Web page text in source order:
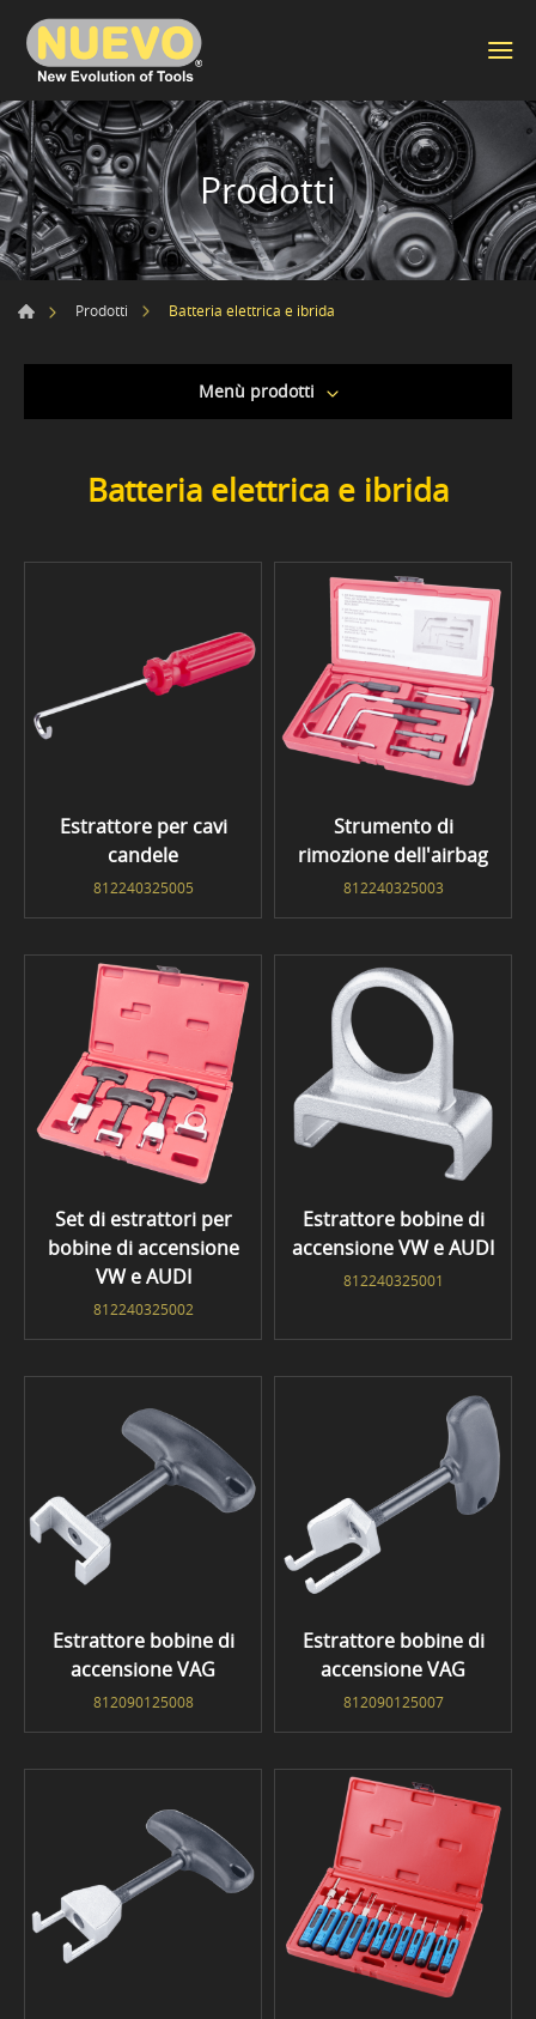
Prodotti
Prodotti Batteria elettrica e ibrida
Menù prodotti
Batteria elettrica e ibrida
Estrattore per cavi
candele
812240325005
Strumento di
rimozione dell'airbag
812240325003
Set di estrattori per
bobine di accensione
VW e AUDI
812240325002
Estrattore bobine di
accensione VW e AUDI
812240325001
Estrattore bobine di
accensione VAG
812090125008
Estrattore bobine di
accensione VAG
812090125007